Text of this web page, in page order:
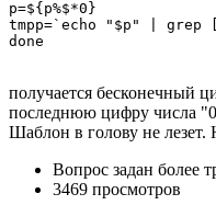
p=${p%$*0}
tmpp=`echo "$p" | grep
done
получается бесконечный
последнюю цифру числа
Шаблон в голову не
Вопрос задан более
3469 просмотров